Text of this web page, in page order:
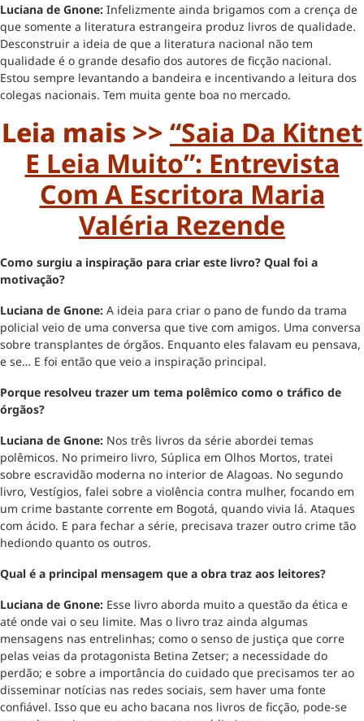
Luciana de Gnone: Infelizmente ainda brigamos com a crença de
que somente a literatura estrangeira produz livros de qualidade.
Desconstruir a ideia de que a literatura nacional não tem
qualidade é o grande desafio dos autores de ficção nacional.
Estou sempre levantando a bandeira e incentivando a leitura dos
colegas nacionais. Tem muita gente boa no mercado.
Leia mais >> “Saia Da Kitnet
E Leia Muito”: Entrevista
Com A Escritora Maria
Valéria Rezende
Como surgiu a inspiração para criar este livro? Qual foi a
motivação?
Luciana de Gnone: A ideia para criar o pano de fundo da trama
policial veio de uma conversa que tive com amigos. Uma conversa
sobre transplantes de órgãos. Enquanto eles falavam eu pensava,
e se… E foi então que veio a inspiração principal.
Porque resolveu trazer um tema polêmico como o tráfico de
órgãos?
Luciana de Gnone: Nos três livros da série abordei temas
polêmicos. No primeiro livro, Súplica em Olhos Mortos, tratei
sobre escravidão moderna no interior de Alagoas. No segundo
livro, Vestígios, falei sobre a violência contra mulher, focando em
um crime bastante corrente em Bogotá, quando vivia lá. Ataques
com ácido. E para fechar a série, precisava trazer outro crime tão
hediondo quanto os outros.
Qual é a principal mensagem que a obra traz aos leitores?
Luciana de Gnone: Esse livro aborda muito a questão da ética e
até onde vai o seu limite. Mas o livro traz ainda algumas
mensagens nas entrelinhas; como o senso de justiça que corre
pelas veias da protagonista Betina Zetser; a necessidade do
perdão; e sobre a importância do cuidado que precisamos ter ao
disseminar notícias nas redes sociais, sem haver uma fonte
confiável. Isso que eu acho bacana nos livros de ficção, pode-se